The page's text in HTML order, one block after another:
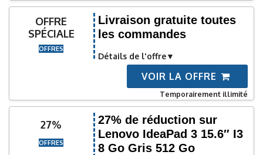
OFFRE
SPÉCIALE
OFFRES
Livraison gratuite toutes
les commandes
Détails de l'offre
VOIR LA OFFRE
Temporairement illimité
27%
OFFRES
27% de réduction sur
Lenovo IdeaPad 3 15.6″ I3
8 Go Gris 512 Go